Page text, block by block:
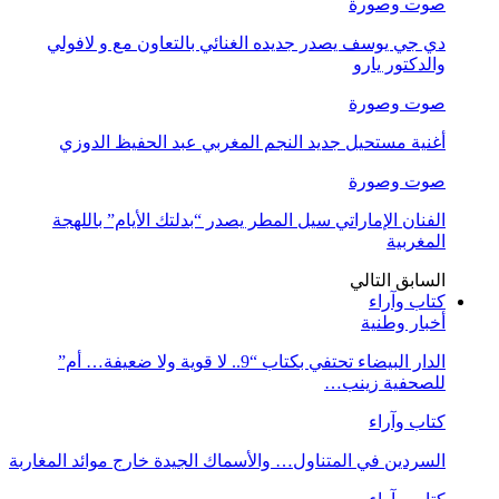
صوت وصورة
دي جي يوسف يصدر جديده الغنائي بالتعاون مع و لافولي
والدكتور يارو
صوت وصورة
أغنية مستحيل جديد النجم المغربي عبد الحفيظ الدوزي
صوت وصورة
الفنان الإماراتي سيل المطر يصدر “بدلتك الأيام” باللهجة
المغربية
السابق التالي
كتاب وآراء
أخبار وطنية
الدار البيضاء تحتفي بكتاب “9.. لا قوية ولا ضعيفة… أم”
للصحفية زينب…
كتاب وآراء
السردين في المتناول… والأسماك الجيدة خارج موائد المغاربة